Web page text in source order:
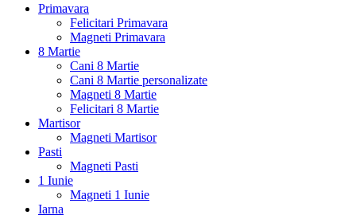
Primavara
Felicitari Primavara
Magneti Primavara
8 Martie
Cani 8 Martie
Cani 8 Martie personalizate
Magneti 8 Martie
Felicitari 8 Martie
Martisor
Magneti Martisor
Pasti
Magneti Pasti
1 Iunie
Magneti 1 Iunie
Iarna